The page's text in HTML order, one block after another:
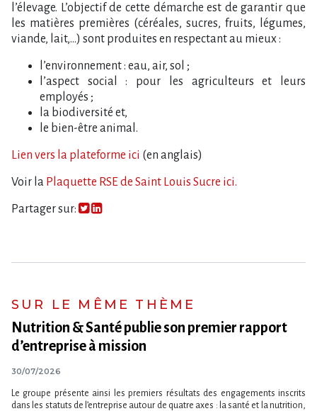
l’élevage. L’objectif de cette démarche est de garantir que
les matières premières (céréales, sucres, fruits, légumes,
viande, lait,…) sont produites en respectant au mieux :
l’environnement : eau, air, sol ;
l’aspect social : pour les agriculteurs et leurs
employés ;
la biodiversité et,
le bien-être animal.
Lien vers la plateforme ici (en anglais)
Voir la Plaquette RSE de Saint Louis Sucre ici.
Partager sur:
SUR LE MÊME THÈME
Nutrition & Santé publie son premier rapport
d’entreprise à mission
30/07/2026
Le groupe présente ainsi les premiers résultats des engagements inscrits
dans les statuts de l​‌’entreprise autour de quatre axes : la santé et la nutrition,